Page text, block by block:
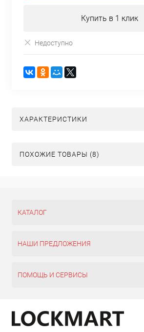
Купить в 1 клик
Недоступно
ХАРАКТЕРИСТИКИ
ПОХОЖИЕ ТОВАРЫ (8)
КАТАЛОГ
НАШИ ПРЕДЛОЖЕНИЯ
ПОМОЩЬ И СЕРВИСЫ